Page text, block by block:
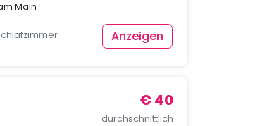
Main
Anzeigen
€ 40
durchschnittlich